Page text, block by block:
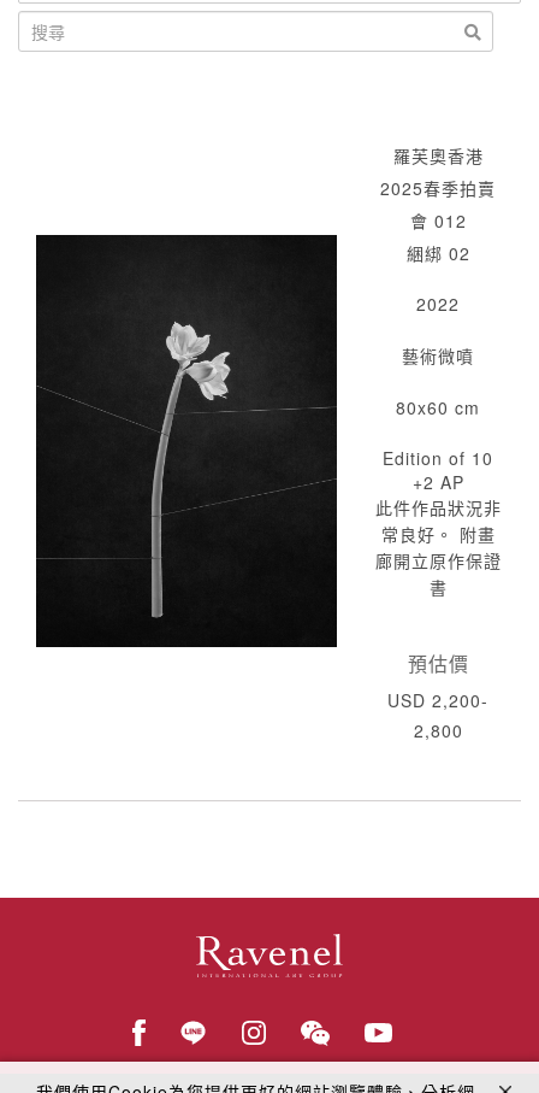
羅芙奧香港
2025春季拍賣
會 012
綑綁 02
2022
藝術微噴
80x60 cm
Edition of 10
+2 AP
此件作品狀況非
常良好。 附畫
廊開立原作保證
書
預估價
USD 2,200-
2,800